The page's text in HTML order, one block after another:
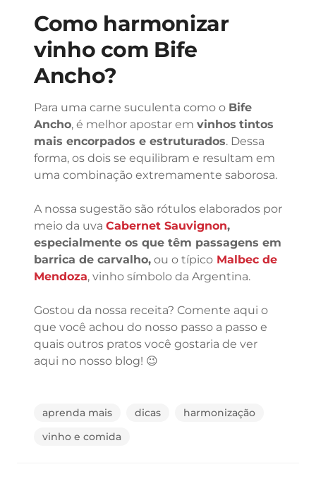
Como harmonizar
vinho com Bife
Ancho?
Para uma carne suculenta como o Bife
Ancho, é melhor apostar em vinhos tintos
mais encorpados e estruturados. Dessa
forma, os dois se equilibram e resultam em
uma combinação extremamente saborosa.
A nossa sugestão são rótulos elaborados por
meio da uva Cabernet Sauvignon,
especialmente os que têm passagens em
barrica de carvalho, ou o típico Malbec de
Mendoza, vinho símbolo da Argentina.
Gostou da nossa receita? Comente aqui o
que você achou do nosso passo a passo e
quais outros pratos você gostaria de ver
aqui no nosso blog! 😉
aprenda mais dicas
harmonização
vinho e comida